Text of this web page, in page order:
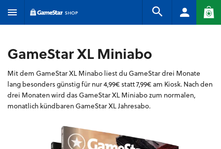
GameStar XL Miniabo
Mit dem GameStar XL Minabo liest du GameStar drei Monate
lang besonders günstig für nur 4,99€ statt 7,99€ am Kiosk. Nach den
drei Monaten wird das GameStar XL Miniabo zum normalen,
monatlich kündbaren GameStar XL Jahresabo.